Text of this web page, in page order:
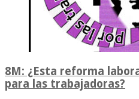
8M: ¿Esta reforma
para las trabajadoras?